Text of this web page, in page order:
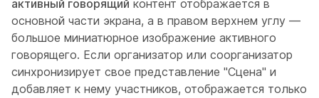
активный говорящий контент отображается в
основной части экрана, а в правом верхнем углу —
большое миниатюрное изображение активного
говорящего. Если организатор или соорганизатор
синхронизирует свое представление "Сцена" и
добавляет к нему участников, отображается только